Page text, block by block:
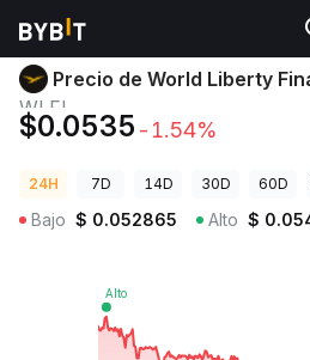
Precios de Criptomonedas Precio de
Precio de World Liberty
WLFI
$0.0535 -1.54%
24H 7D 14D 30D 60D
Bajo $ 0.052865 Alto $